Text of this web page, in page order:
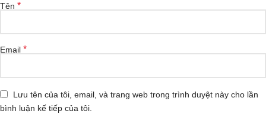
Tên *
Email *
Lưu tên của tôi, email, và trang web trong trình duyệt này cho lần
bình luận kế tiếp của tôi.